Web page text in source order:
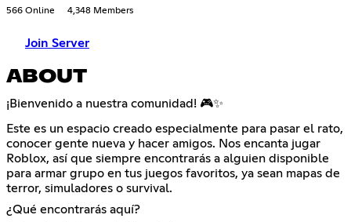
566 Online 4,348 Members
Join Server
ABOUT
¡Bienvenido a nuestra comunidad! 🎮✨
Este es un espacio creado especialmente para pasar el rato,
conocer gente nueva y hacer amigos. Nos encanta jugar
Roblox, así que siempre encontrarás a alguien disponible
para armar grupo en tus juegos favoritos, ya sean mapas de
terror, simuladores o survival.
¿Qué encontrarás aquí?